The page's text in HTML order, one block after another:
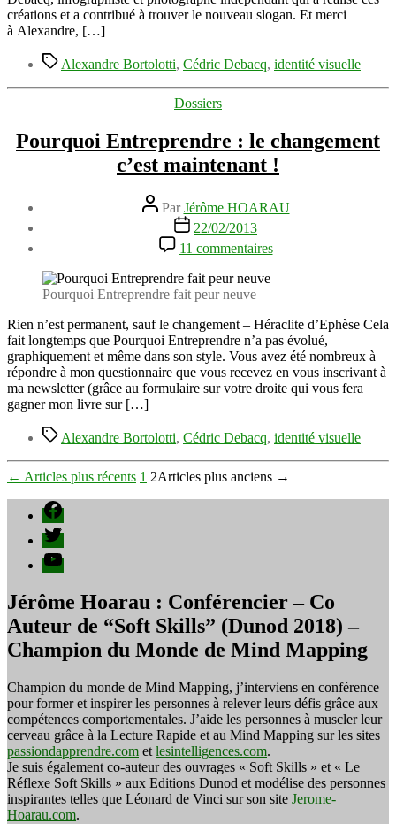
créations et a contribué à trouver le nouveau slogan. Et merci
à Alexandre, […]
Étiquettes
Alexandre Bortolotti, Cédric Debacq, identité visuelle
Catégories
Dossiers
Pourquoi Entreprendre : le changement
c’est maintenant !
Auteur
de
l’article
ParJérôme HOARAU
Date
de
l’article
22/02/2013
11 commentairessur
Pourquoi
changement
c’est
maintenant
!
Pourquoi Entreprendre fait peur neuve
Rien n’est permanent, sauf le changement – Héraclite d’Ephèse Cela
fait longtemps que Pourquoi Entreprendre n’a pas évolué,
graphiquement et même dans son style. Vous avez été nombreux à
répondre à mon questionnaire que vous recevez en vous inscrivant à
ma newsletter (grâce au formulaire sur votre droite qui vous fera
gagner mon livre sur […]
Étiquettes
Alexandre Bortolotti, Cédric Debacq, identité visuelle
Pagination
des
publications
← Articles plus récents 1 2Articles plus anciens →
Facebook
Twitter
YouTube
Jérôme Hoarau : Conférencier – Co
Auteur de “Soft Skills” (Dunod 2018) –
Champion du Monde de Mind Mapping
Champion du monde de Mind Mapping, j’interviens en conférence
pour former et inspirer les personnes à relever leurs défis grâce aux
compétences comportementales. J’aide les personnes à muscler leur
cerveau grâce à la Lecture Rapide et au Mind Mapping sur les sites
passiondapprendre.com et lesintelligences.com.
Je suis également co-auteur des ouvrages « Soft Skills » et « Le
Réflexe Soft Skills » aux Editions Dunod et modélise des personnes
inspirantes telles que Léonard de Vinci sur son site Jerome-
Hoarau.com.